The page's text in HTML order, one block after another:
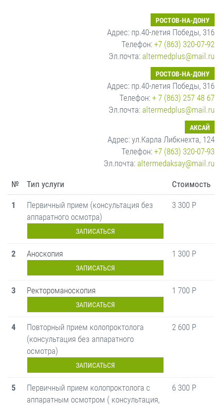
РОСТОВ-НА-ДОНУ
Адрес: пр.40-летия Победы, 316
Телефон: +7 (863) 320-07-92
Эл.почта: altermedplus@mail.ru
РОСТОВ-НА-ДОНУ
Адрес: пр.40-летия Победы, 316
Телефон: + 7 (863) 257 48 67
Эл.почта: altermedplus@mail.ru
АКСАЙ
Адрес: ул.Карла Либкнехта, 124
Телефон: +7 (863) 320-07-93
Эл.почта: altermedaksay@mail.ru
№ Тип услуги Стоимость
1
Первичный прием (консультация без
аппаратного осмотра)
ЗАПИСАТЬСЯ
3 300 Р
2 Аноскопия
ЗАПИСАТЬСЯ
1 300 Р
3 Ректороманоскопия
ЗАПИСАТЬСЯ
1 700 Р
4
Повторный прием колопроктолога
(консультация без аппаратного
осмотра)
ЗАПИСАТЬСЯ
2 600 Р
5
Первичный прием колопроктолога с
аппаратным осмотром ( консультация,
6 300 Р